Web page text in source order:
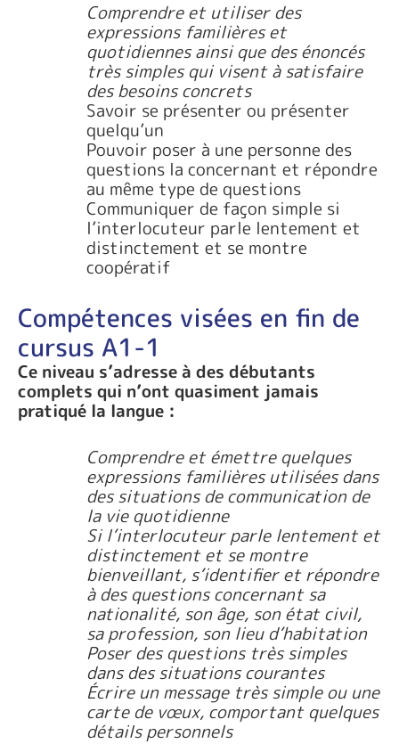
Comprendre et utiliser des
expressions familières et
quotidiennes ainsi que des énoncés
très simples qui visent à satisfaire
des besoins concrets
Savoir se présenter ou présenter
quelqu’un
Pouvoir poser à une personne des
questions la concernant et répondre
au même type de questions
Communiquer de façon simple si
l’interlocuteur parle lentement et
distinctement et se montre
coopératif
Compétences visées en fin de
cursus A1-1
Ce niveau s’adresse à des débutants
complets qui n’ont quasiment jamais
pratiqué la langue :
Comprendre et émettre quelques
expressions familières utilisées dans
des situations de communication de
la vie quotidienne
Si l’interlocuteur parle lentement et
distinctement et se montre
bienveillant, s’identifier et répondre
à des questions concernant sa
nationalité, son âge, son état civil,
sa profession, son lieu d’habitation
Poser des questions très simples
dans des situations courantes
Écrire un message très simple ou une
carte de vœux, comportant quelques
détails personnels